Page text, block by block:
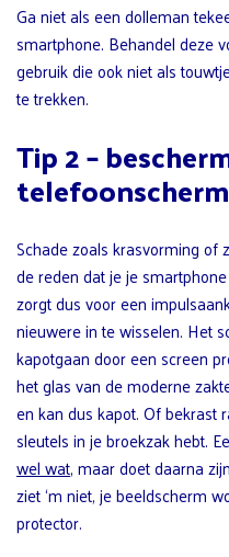
Ga niet als een dolleman
smartphone. Behandel deze
gebruik die ook niet als
te trekken.
Tip 2 –
telefoonscherm
Schade zoals krasvorming of
de reden dat je je
zorgt dus voor een
nieuwere in te wisselen. Het
kapotgaan door een screen
het glas van de moderne
en kan dus kapot. Of bekrast
sleutels in je broekzak hebt.
wel wat, maar doet daarna
ziet ‘m niet, je beeldscherm
protector.